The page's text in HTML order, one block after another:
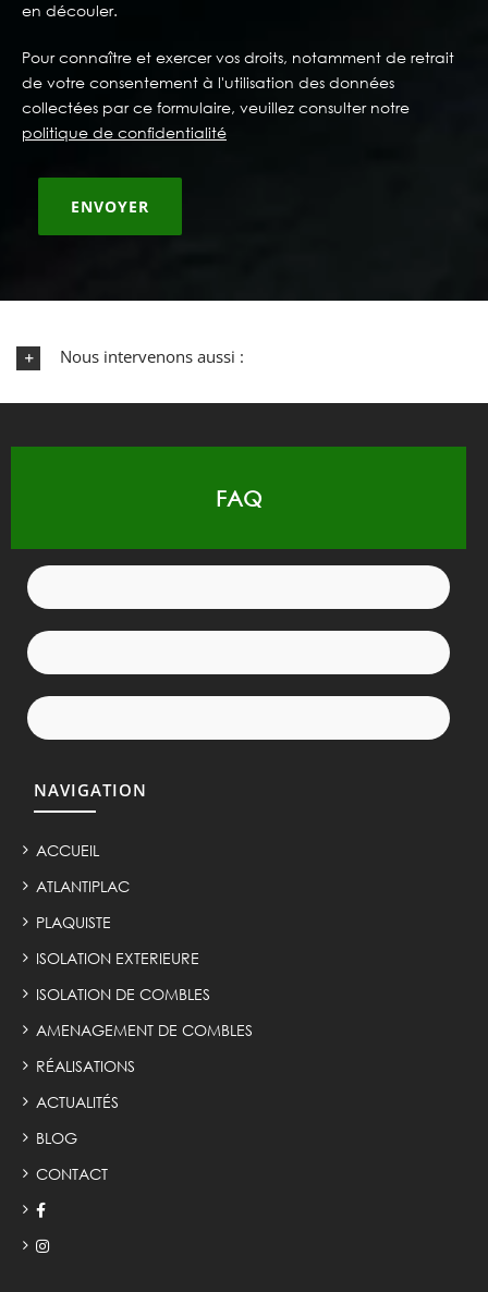
en découler.
Pour connaître et exercer vos droits, notamment de retrait
de votre consentement à l'utilisation des données
collectées par ce formulaire, veuillez consulter notre
politique de confidentialité
Nous intervenons aussi :
FAQ
NAVIGATION
ACCUEIL
ATLANTIPLAC
PLAQUISTE
ISOLATION EXTERIEURE
ISOLATION DE COMBLES
AMENAGEMENT DE COMBLES
RÉALISATIONS
ACTUALITÉS
BLOG
CONTACT